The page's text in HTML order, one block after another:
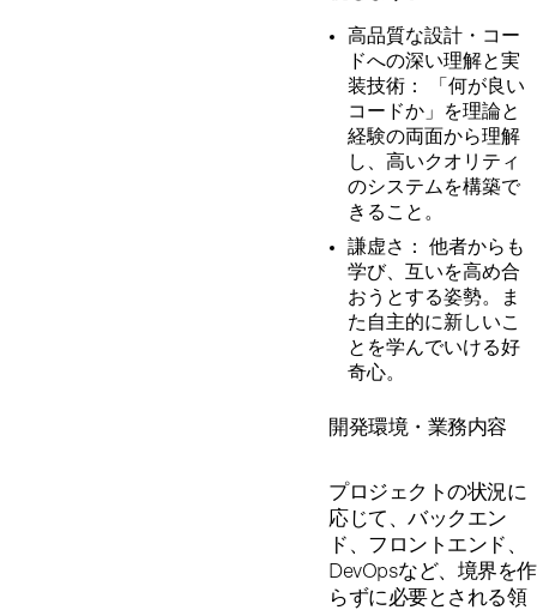
高品質な設計・コー
ドへの深い理解と実
装技術： 「何が良い
コードか」を理論と
経験の両面から理解
し、高いクオリティ
のシステムを構築で
きること。
謙虚さ： 他者からも
学び、互いを高め合
おうとする姿勢。ま
た自主的に新しいこ
とを学んでいける好
奇心。
開発環境・業務内容
プロジェクトの状況に
応じて、バックエン
ド、フロントエンド、
DevOpsなど、境界を作
らずに必要とされる領